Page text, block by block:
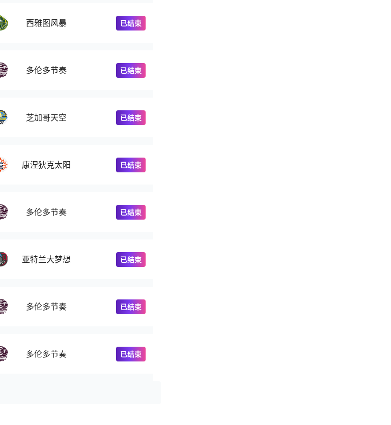
西雅图风暴 已结束
多伦多节奏 已结束
芝加哥天空 已结束
康涅狄克太阳 已结束
多伦多节奏 已结束
亚特兰大梦想 已结束
多伦多节奏 已结束
多伦多节奏 已结束